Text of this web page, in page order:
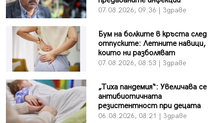
07.08.2026, 09:36 | Здраве
Бум на болките в кръста след
отпуските: Летните навици,
които ни разболяват
07.08.2026, 08:53 | Здраве
„Тиха пандемия“: Увеличава се
антибиотичната
резистентност при децата
06.08.2026, 08:21 | Здраве